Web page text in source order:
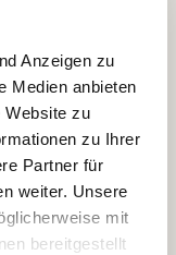
Anzeigen zu
Medien anbieten
Website zu
zu Ihrer
Partner für
weiter. Unsere
mit
bereitgestellt
Daten
Kontaktanfrage
Kissingen
gegenüber dem